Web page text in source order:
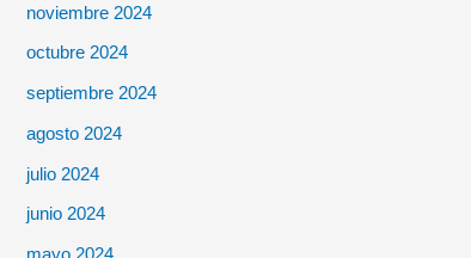
noviembre 2024
octubre 2024
septiembre 2024
agosto 2024
julio 2024
junio 2024
mayo 2024